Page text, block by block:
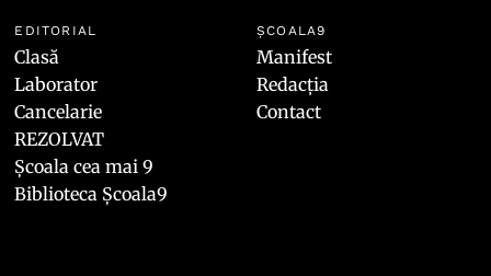
EDITORIAL
Clasă
Laborator
Cancelarie
REZOLVAT
Școala cea mai 9
Biblioteca Școala9
ȘCOALA9
Manifest
Redacția
Contact